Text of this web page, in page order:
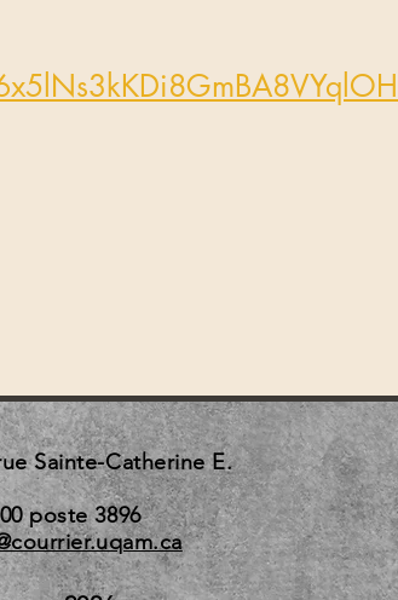
Sainte-Catherine E.
poste 3896